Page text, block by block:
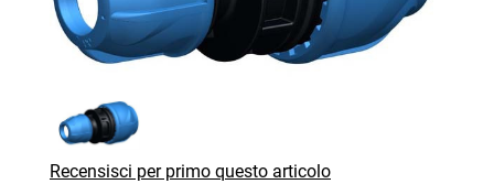
Recensisci per primo questo articolo